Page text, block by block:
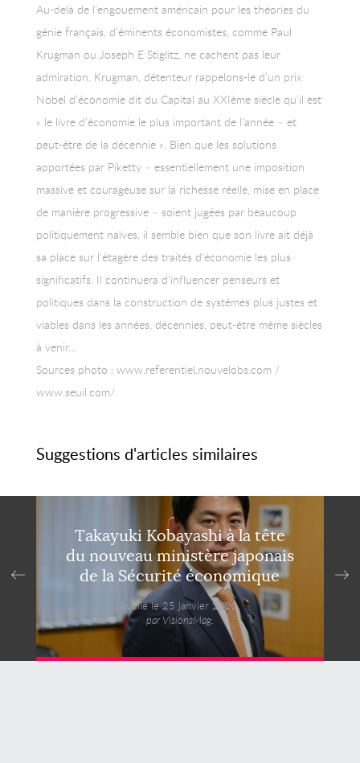
Au-delà de l’engouement américain pour les théories du
génie français, d’éminents économistes, comme Paul
Krugman ou Joseph E Stiglitz, ne cachent pas leur
admiration. Krugman, détenteur rappelons-le d’un prix
Nobel d’économie dit du Capital au XXIème siècle qu’il est
« le livre d’économie le plus important de l’année – et
peut-être de la décennie ». Bien que les solutions
apportées par Piketty – essentiellement une imposition
massive et courageuse sur la richesse réelle, mise en place
de manière progressive – soient jugées par beaucoup
politiquement naïves, il semble bien que son livre ait déjà
sa place sur l’étagère des traités d’économie les plus
significatifs. Il continuera d’influencer penseurs et
politiques dans la construction de systèmes plus justes et
viables dans les années, décennies, peut-être même siècles
à venir…
Sources photo : www.referentiel.nouvelobs.com /
www.seuil.com/
Suggestions d'articles similaires
Takayuki Kobayashi à la tête
du nouveau ministère japonais
de la Sécurité économique
Publié le 25 janvier 2022,
par VisionsMag.